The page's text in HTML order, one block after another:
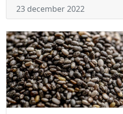
23 december 2022